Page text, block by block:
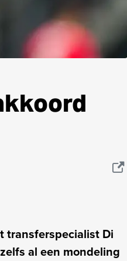
transferspecialist Di
al een mondeling